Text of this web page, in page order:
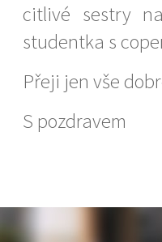
citlivé sestry
studentka s
Přeji jen vše
S pozdravem